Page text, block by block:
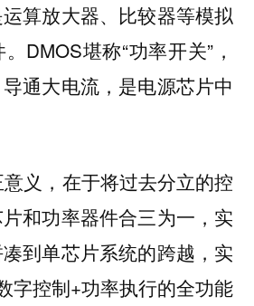
算放大器、比较器等模拟
DMOS堪称“功率开关”，
通大电流，是电源芯片中
义，在于将过去分立的控
和功率器件合三为一，实
到单芯片系统的跨越，实
字控制+功率执行的全功能